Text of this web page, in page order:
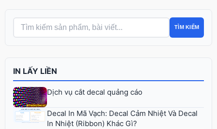
TÌM KIẾM
IN LẤY LIỀN
Dịch vụ cắt decal quảng cáo
Decal In Mã Vạch: Decal Cảm Nhiệt Và Decal
In Nhiệt (Ribbon) Khác Gì?